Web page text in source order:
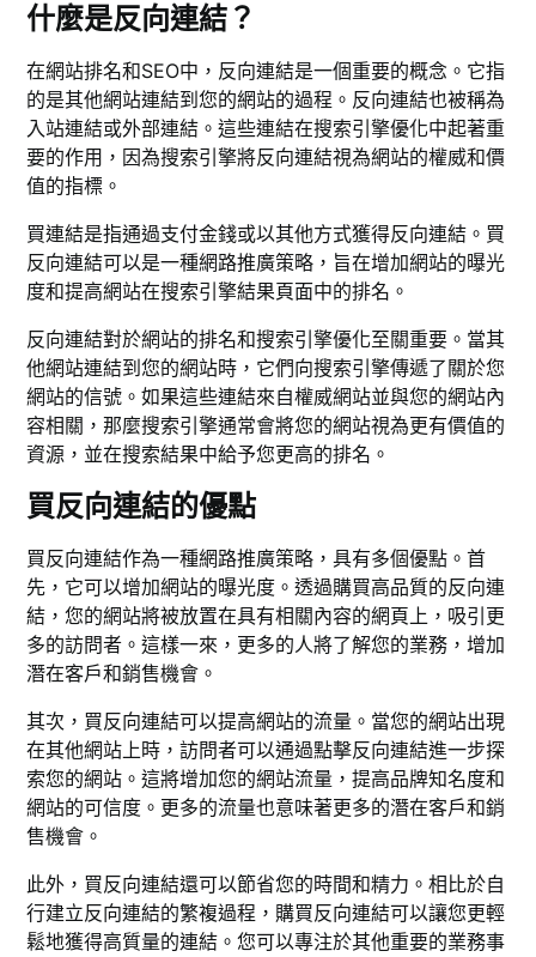
什麼是反向連結？
在網站排名和SEO中，反向連結是一個重要的概念。它指
的是其他網站連結到您的網站的過程。反向連結也被稱為
入站連結或外部連結。這些連結在搜索引擎優化中起著重
要的作用，因為搜索引擎將反向連結視為網站的權威和價
值的指標。
買連結是指通過支付金錢或以其他方式獲得反向連結。買
反向連結可以是一種網路推廣策略，旨在增加網站的曝光
度和提高網站在搜索引擎結果頁面中的排名。
反向連結對於網站的排名和搜索引擎優化至關重要。當其
他網站連結到您的網站時，它們向搜索引擎傳遞了關於您
網站的信號。如果這些連結來自權威網站並與您的網站內
容相關，那麼搜索引擎通常會將您的網站視為更有價值的
資源，並在搜索結果中給予您更高的排名。
買反向連結的優點
買反向連結作為一種網路推廣策略，具有多個優點。首
先，它可以增加網站的曝光度。透過購買高品質的反向連
結，您的網站將被放置在具有相關內容的網頁上，吸引更
多的訪問者。這樣一來，更多的人將了解您的業務，增加
潛在客戶和銷售機會。
其次，買反向連結可以提高網站的流量。當您的網站出現
在其他網站上時，訪問者可以通過點擊反向連結進一步探
索您的網站。這將增加您的網站流量，提高品牌知名度和
網站的可信度。更多的流量也意味著更多的潛在客戶和銷
售機會。
此外，買反向連結還可以節省您的時間和精力。相比於自
行建立反向連結的繁複過程，購買反向連結可以讓您更輕
鬆地獲得高質量的連結。您可以專注於其他重要的業務事